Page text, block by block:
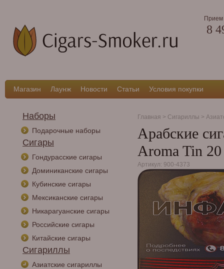
Прием
8
Магазин Лаунж Новости Статьи Условия покупки
Наборы
Подарочные наборы
Сигары
Гондурасские сигары
Доминиканские сигары
Кубинские сигары
Мексиканские сигары
Никарагуанские сигары
Российские сигары
Китайские сигары
Сигариллы
Азиатские сигариллы
Главная > Сигариллы >
Арабские
Aroma Tin 20
Артикул: 900-4373